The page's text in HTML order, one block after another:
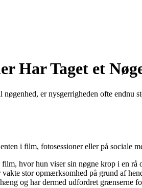
Har Taget et
er nysgerrigheden ofte
i film, fotosessioner eller på sociale
hvor hun viser sin nøgne krop i en rå
stor opmærksomhed på grund af
og har dermed udfordret grænserne